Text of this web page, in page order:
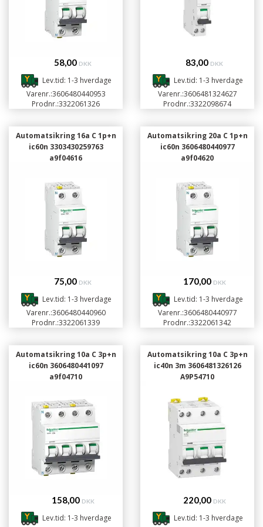
58,00 DKK
Lev.tid: 1-3 hverdage
Varenr.:3606480440953
Prodnr.:3322061326
83,00 DKK
Lev.tid: 1-3 hverdage
Varenr.:3606481324627
Prodnr.:3322098674
Automatsikring 16a C 1p+n
ic60n 3303430259763
a9f04616
75,00 DKK
Lev.tid: 1-3 hverdage
Varenr.:3606480440960
Prodnr.:3322061339
Automatsikring 20a C 1p+n
ic60n 3606480440977
a9f04620
170,00 DKK
Lev.tid: 1-3 hverdage
Varenr.:3606480440977
Prodnr.:3322061342
Automatsikring 10a C 3p+n
ic60n 3606480441097
a9f04710
158,00 DKK
Lev.tid: 1-3 hverdage
Automatsikring 10a C 3p+n
ic40n 3m 3606481326126
A9P54710
220,00 DKK
Lev.tid: 1-3 hverdage